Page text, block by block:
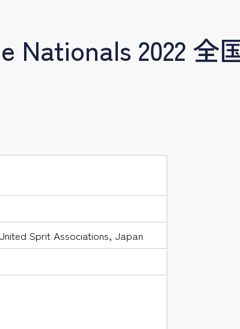
2022 全
Sprit Associations, Japan